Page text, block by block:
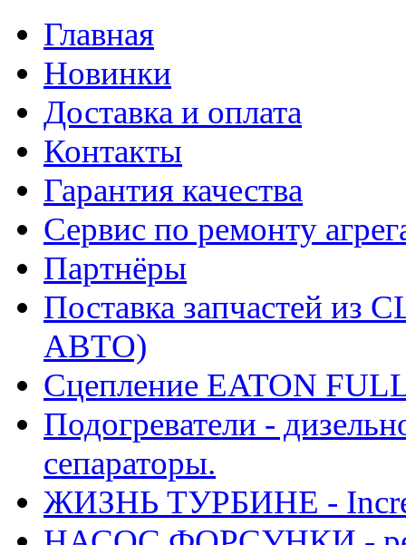
Главная
Новинки
Доставка и оплата
Контакты
Гарантия качества
Сервис по ремонту
Партнёры
Поставка запчастей
АВТО)
Сцепление EATON
Подогреватели -
сепараторы.
ЖИЗНЬ ТУРБИНЕ -